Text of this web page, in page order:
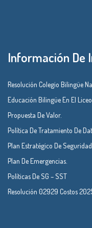
Información De
Resolución Colegio Bilingüe
Educación Bilingüe En El Liceo.
Propuesta De Valor.
Política De Tratamiento De
Plan Estratégico De Seguridad
Plan De Emergencias.
Políticas De SG – SST
Resolución 02929 Costos